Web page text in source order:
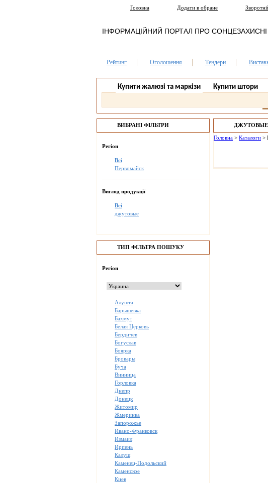
Головна Додати в обране
ІНФОРМАЦІЙНИЙ ПОРТАЛ ПРО
Рейтинг Оголошення Тендери
Купити жалюзі та маркізи Купити штори
ВИБРАНІ ФІЛЬТРИ
Регіон
Всі
Первомайск
Вигляд продукції
Всі
джутовые
ТИП ФІЛЬТРА ПОШУКУ
Регіон
Алушта
Барышевка
Бахмут
Белая Церковь
Бердичев
Богуслав
Боярка
Бровары
Буча
Винница
Горловка
Днепр
Донецк
Житомир
Жмеринка
Запорожье
Ивано-Франковск
Измаил
Ирпень
Калуш
Каменец-Подольский
Каменское
Киев
Головна > Каталоги >